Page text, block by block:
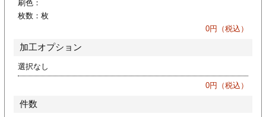
ファイル印刷
刷色：
枚数： 枚
0円（税込）
加工オプション
選択なし
0円（税込）
件数